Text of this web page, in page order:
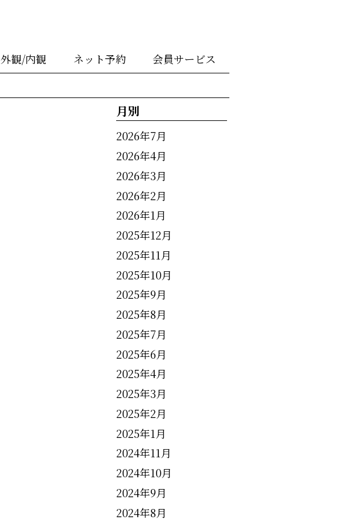
外観/内観 ネット予約 会員サービス
月別
2026年7月
2026年4月
2026年3月
2026年2月
2026年1月
2025年12月
2025年11月
2025年10月
2025年9月
2025年8月
2025年7月
2025年6月
2025年4月
2025年3月
2025年2月
2025年1月
2024年11月
2024年10月
2024年9月
2024年8月